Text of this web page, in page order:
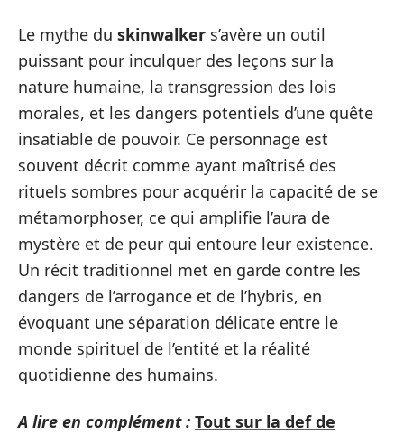
Le mythe du skinwalker s’avère un outil
puissant pour inculquer des leçons sur la
nature humaine, la transgression des lois
morales, et les dangers potentiels d’une quête
insatiable de pouvoir. Ce personnage est
souvent décrit comme ayant maîtrisé des
rituels sombres pour acquérir la capacité de se
métamorphoser, ce qui amplifie l’aura de
mystère et de peur qui entoure leur existence.
Un récit traditionnel met en garde contre les
dangers de l’arrogance et de l’hybris, en
évoquant une séparation délicate entre le
monde spirituel de l’entité et la réalité
quotidienne des humains.
A lire en complément : Tout sur la def de